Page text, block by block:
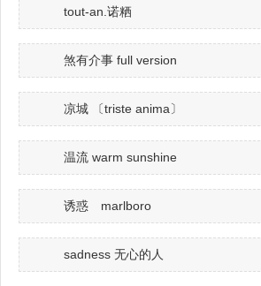
tout-an.诺粞
煞有介事 full version
凉城 〔triste anima〕
温流 warm sunshine
诱惑 marlboro
sadness 无心的人